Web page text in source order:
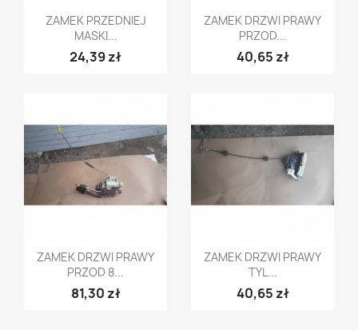
Szybki podgląd
ZAMEK PRZEDNIEJ
MASKI...
24,39 zł
Szybki podgląd
ZAMEK DRZWI PRAWY
PRZOD...
40,65 zł
Szybki podgląd
ZAMEK DRZWI PRAWY
PRZOD 8...
81,30 zł
Szybki podgląd
ZAMEK DRZWI PRAWY
TYL...
40,65 zł